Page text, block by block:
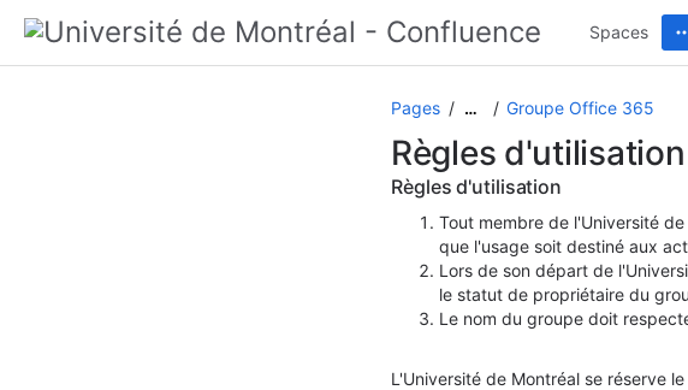
Spaces
Pages … Groupe Office 365
Règles
Règles d'utilisation
Tout membre de l'Université
que l'usage soit destiné aux
Lors de son départ de
le statut de propriétaire du
Le nom du groupe doit
L'Université de Montréal se réserve